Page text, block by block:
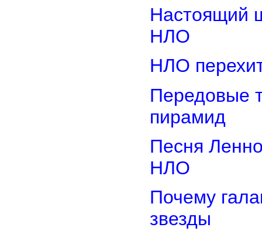
Настоящий
НЛО
НЛО
Передовые
пирамид
Песня
НЛО
Почему
звезды